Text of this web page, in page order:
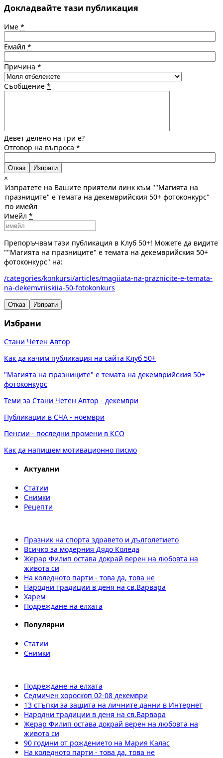
Докладвайте тази публикация
Име *
Емайл *
Причина *
Съобщение *
Девет делено на три е?
Отговор на въпроса *
Отказ
×
Изпратете на Вашите приятели линк към ""Магията на
празниците" е темата на декемврийския 50+ фотоконкурс"
по имейл
Имейл *
Препоръчвам тази публикация в Клуб 50+! Можете да видите
""Магията на празниците" е темата на декемврийския 50+
фотоконкурс" на:
/categories/konkursi/articles/magiiata-na-praznicite-e-temata-
na-dekemvriiskiia-50-fotokonkurs
Отказ Изпрати
Избрани
Стани Четен Автор
Как да качим публикация на сайта Клуб 50+
"Магията на празниците" е темата на декемврийския 50+
фотоконкурс
Теми за Стани Четен Автор - декември
Публикации в СЧА - ноември
Пенсии - последни промени в КСО
Как да напишем мотивационно писмо
Актуални
Статии
Снимки
Рецепти
Празник на спорта здравето и дълголетието
Всичко за модерния Дядо Коледа
Жерар Филип остава докрай верен на любовта на
живота си
На коледното парти - това да, това не
Народни традиции в деня на св.Варвара
Харем
Подреждане на елхата
Популярни
Статии
Снимки
Подреждане на елхата
Седмичен хороскоп 02-08 декември
13 стъпки за защита на личните данни в Интернет
Народни традиции в деня на св.Варвара
Жерар Филип остава докрай верен на любовта на
живота си
90 години от рождението на Мария Калас
На коледното парти - това да, това не